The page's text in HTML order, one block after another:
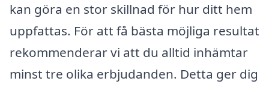
kan göra en stor skillnad för hur ditt hem
uppfattas. För att få bästa möjliga resultat
rekommenderar vi att du alltid inhämtar
minst tre olika erbjudanden. Detta ger dig